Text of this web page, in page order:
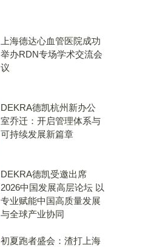
上海德达心血管医院成功
举办RDN专场学术交流会
议
DEKRA德凯杭州新办公
室乔迁：开启管理体系与
可持续发展新篇章
DEKRA德凯受邀出席
2026中国发展高层论坛 以
专业赋能中国高质量发展
与全球产业协同
初夏跑者盛会：渣打上海